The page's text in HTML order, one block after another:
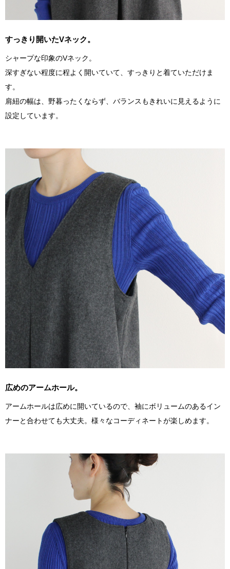
すっきり開いたVネック。
シャープな印象のVネック。
深すぎない程度に程よく開いていて、すっきりと着ていただけま
す。
肩紐の幅は、野暮ったくならず、バランスもきれいに見えるように
設定しています。
広めのアームホール。
アームホールは広めに開いているので、袖にボリュームのあるイン
ナーと合わせても大丈夫。様々なコーディネートが楽しめます。